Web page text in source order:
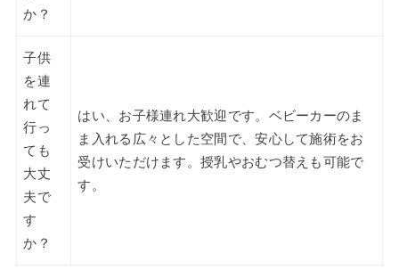
か？
子供
を連
れて
行っ
ても
大丈
夫で
す
か？
はい、お子様連れ大歓迎です。ベビーカーのま
ま入れる広々とした空間で、安心して施術をお
受けいただけます。授乳やおむつ替えも可能で
す。